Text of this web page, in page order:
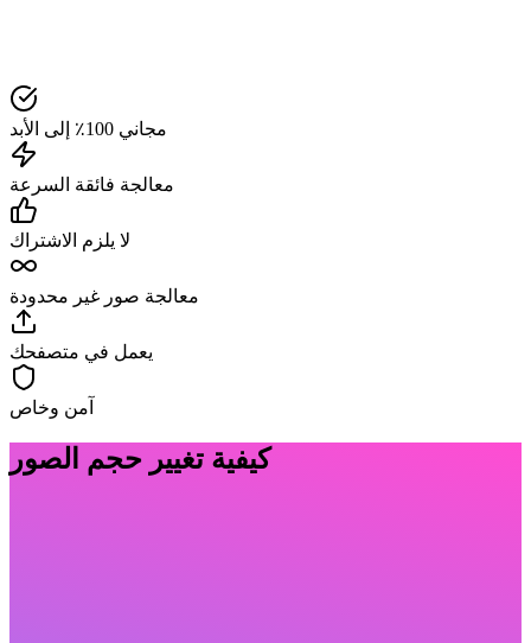
مجاني 100٪ إلى الأبد
معالجة فائقة السرعة
لا يلزم الاشتراك
معالجة صور غير محدودة
يعمل في متصفحك
آمن وخاص
كيفية تغيير حجم الصور